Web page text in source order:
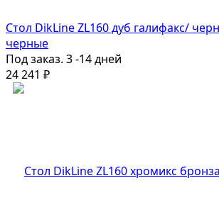
Стол DikLine ZL160 дуб галифакс/
черные
Под заказ. 3 -14 дней
24 241 ₽